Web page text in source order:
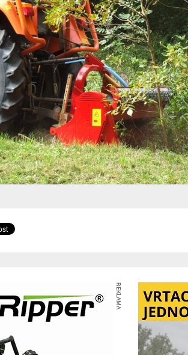
REKLAMA